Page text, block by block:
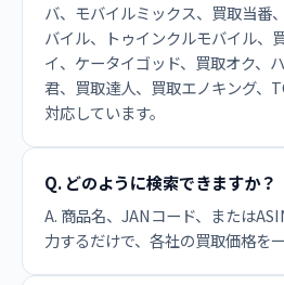
バ、モバイルミックス、買取当番
バイル、トゥインクルモバイル、
イ、ケータイゴッド、買取オク、
君、買取達人、買取エノキング、
対応しています。
Q. どのように検索できますか？
A. 商品名、JANコード、または
力するだけで、各社の買取価格を